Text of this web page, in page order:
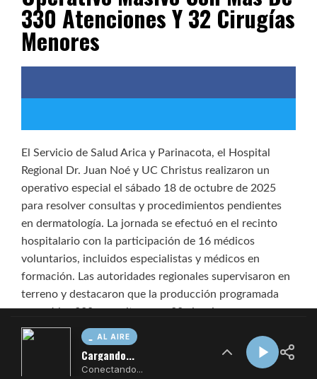
AL AIRE
Cargando...
Conectando...